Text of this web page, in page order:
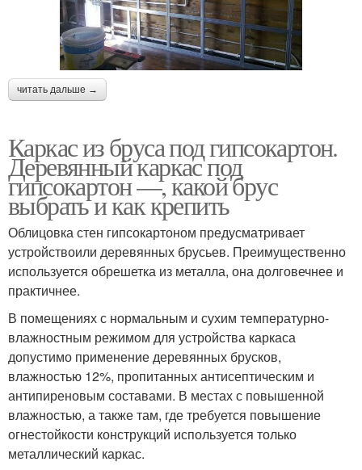
читать дальше →
Каркас из бруса под гипсокартон.
Деревянный каркас под
гипсокартон —, какой брус
выбрать и как крепить
Облицовка стен гипсокартоном предусматривает
устройствоили деревянных брусьев. Преимущественно
используется обрешетка из металла, она долговечнее и
практичнее.
В помещениях с нормальным и сухим температурно-
влажностным режимом для устройства каркаса
допустимо применение деревянных брусков,
влажностью 12%, пропитанных антисептическим и
антипиреновым составами. В местах с повышенной
влажностью, а также там, где требуется повышение
огнестойкости конструкций используется только
металлический каркас.